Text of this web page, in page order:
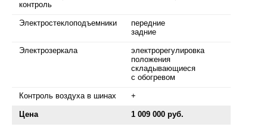
контроль
Электростеклоподъемники
передние
задние
Электрозеркала
электрорегулировка
положения
складывающиеся
с обогревом
Контроль воздуха в шинах +
Цена 1 009 000 руб.